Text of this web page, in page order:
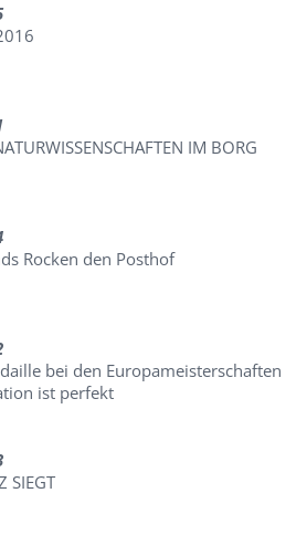
IM BORG
Rocken den Posthof
bei den Europameisterschaften
ist perfekt
SIEGT